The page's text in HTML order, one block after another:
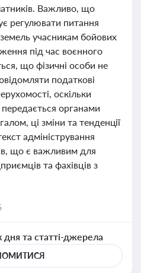
Важливо, що
регулювати питання
учасникам бойових
під час воєнного
що фізичні особи не
податкові
оскільки
органами
ці зміни та тенденції
адміністрування
що є важливим для
та фахівців з
та статті-джерела